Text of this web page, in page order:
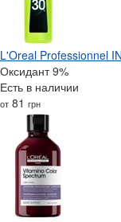
L'Oreal Professionnel
Оксидант 9%
Есть в наличии
от 81 грн